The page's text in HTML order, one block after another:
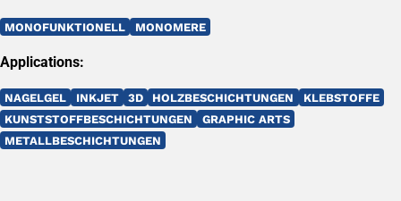
MONOFUNKTIONELL MONOMERE
Applications:
NAGELGEL INKJET 3D HOLZBESCHICHTUNGEN
KLEBSTOFFE
KUNSTSTOFFBESCHICHTUNGEN
GRAPHIC ARTS
METALLBESCHICHTUNGEN